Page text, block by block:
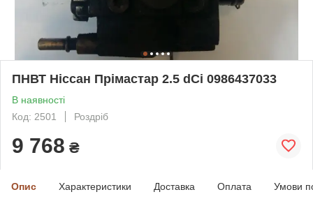
ПНВТ Ніссан Прімастар 2.5 dCi 0986437033
В наявності
Код: 2501
Роздріб
9 768 ₴
Опис Характеристики Доставка Оплата Умови